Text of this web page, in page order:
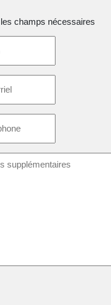
champs nécessaires